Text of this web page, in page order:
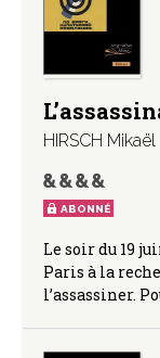
HIRSCH Mikaël
ABONNÉ
Le soir du 19
Paris à la
l’assassiner.